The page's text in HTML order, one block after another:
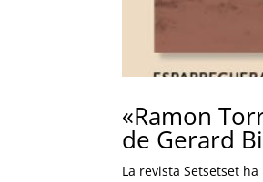
«Ramon
de Gerard
La revista Setsetset